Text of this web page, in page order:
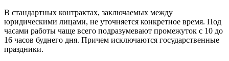
В стандартных контрактах, заключаемых между
юридическими лицами, не уточняется конкретное время. Под
часами работы чаще всего подразумевают промежуток с 10 до
16 часов буднего дня. Причем исключаются государственные
праздники.